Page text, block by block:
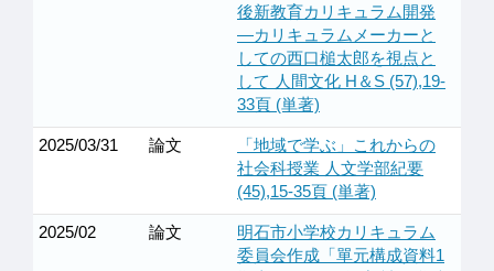
後新教育カリキュラム開発
―カリキュラムメーカーと
しての西口槌太郎を視点と
して 人間文化 H＆S (57),19-
33頁 (単著)
2025/03/31 論文
「地域で学ぶ」これからの
社会科授業 人文学部紀要
(45),15-35頁 (単著)
2025/02 論文
明石市小学校カリキュラム
委員会作成「單元構成資料1